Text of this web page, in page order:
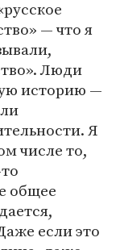
— что я
Люди
историю —
Я
числе то,
общее
если это